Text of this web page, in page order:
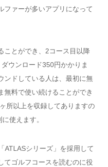
ファーが多いアプリになって
ことができ、2コース目以降
ウンロード350円かかりま
ンドしている人は、最初に無
無料で使い続けることができ
所以上を収録してありますの
使えます。
ATLASシリーズ」を採用して
てゴルフコースを読むのに役